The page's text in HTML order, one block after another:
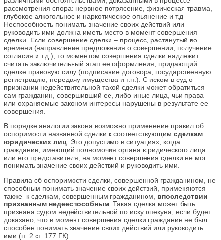
рассмотрения спора: нервное потрясение, физическая травма,
глубокое алкогольное и наркотическое опьянение и т.д.
Неспособность понимать значение своих действий или
руководить ими должна иметь место в момент совершения
сделки. Если совершение сделки – процесс, растянутый во
времени (направление предложения о совершении, получение
согласия и т.д.), то моментом совершения сделки надлежит
считать заключительный этап ее оформления, придающий
сделке правовую силу (подписание договора, государственную
регистрацию, передачу имущества и т.п.). С иском в суд о
признании недействительной такой сделки может обратиться
сам гражданин, совершивший ее, либо иные лица, чьи права
или охраняемые законом интересы нарушены в результате ее
совершения.
В порядке аналогии закона возможно применение правил об
оспоримости названной сделки к соответствующим сделкам
юридических лиц . Это допустимо в ситуациях, когда
гражданин, имеющий полномочия органа юридического лица
или его представителя, на момент совершения сделки не мог
понимать значение своих действий и руководить ими.
Правила об оспоримости сделки, совершенной гражданином, не
способным понимать значение своих действий, применяются
также к сделкам, совершенным гражданином, впоследствии
признанным недееспособным . Такая сделка может быть
признана судом недействительной по иску опекуна, если будет
доказано, что в момент совершения сделки гражданин не был
способен понимать значение своих действий или руководить
ими (п. 2 ст. 177 ГК).